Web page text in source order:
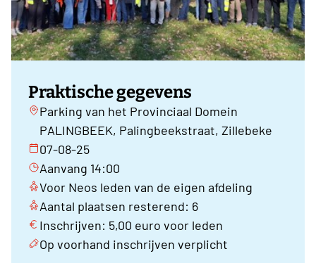
Praktische gegevens
Parking van het Provinciaal Domein
PALINGBEEK, Palingbeekstraat, Zillebeke
07-08-25
Aanvang 14:00
Voor Neos leden van de eigen afdeling
Aantal plaatsen resterend: 6
Inschrijven: 5,00 euro voor leden
Op voorhand inschrijven verplicht